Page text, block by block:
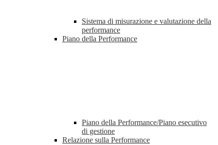
Sistema di misurazione e valutazione della
performance
Piano della Performance
Piano della Performance/Piano esecutivo
di gestione
Relazione sulla Performance